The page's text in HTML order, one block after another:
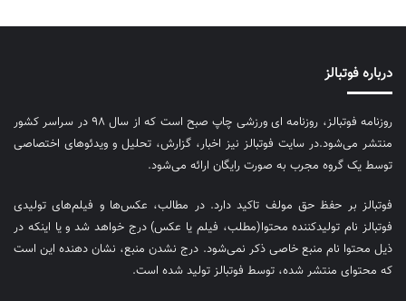
درباره فوتبالز
روزنامه فوتبالز، روزنامه ای ورزشی چاپ صبح است که از سال ۹۸ در سراسر کشور
منتشر می‌شود.در سایت فوتبالز نیز اخبار، گزارش، تحلیل و ویدئوهای اختصاصی
توسط یک گروه مجرب به صورت رایگان ارائه می‌شود.
فوتبالز بر حفظ حق مولف تاکید دارد. در مطالب، عکس‌ها و فیلم‌های تولیدی
فوتبالز نام تولیدکننده محتوا(مطلب، فیلم یا عکس) درج خواهد شد و یا اینکه در
ذیل محتوا نام منبع خاصی ذکر نمی‌‎شود. درج نشدن منبع، نشان دهنده این است
که محتوای منتشر شده، توسط فوتبالز تولید شده است.